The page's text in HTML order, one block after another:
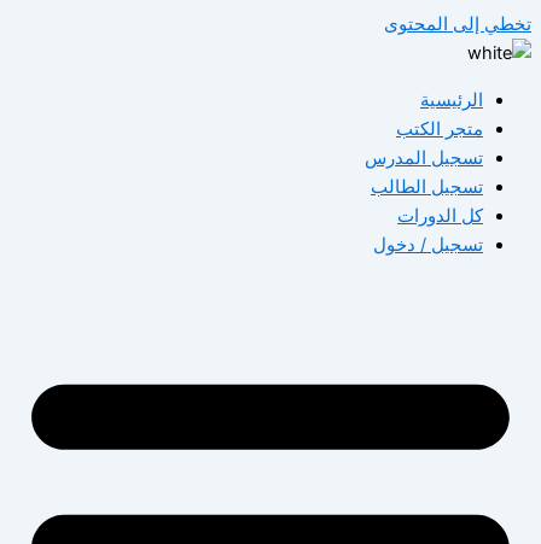
تخطي إلى المحتوى
الرئيسية
متجر الكتب
تسجيل المدرس
تسجيل الطالب
كل الدورات
تسجيل / دخول